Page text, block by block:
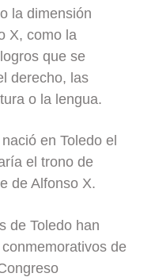
la dimensión
X, como la
que se
derecho, las
o la lengua.
en Toledo el
el trono de
de Alfonso X.
de Toledo han
de